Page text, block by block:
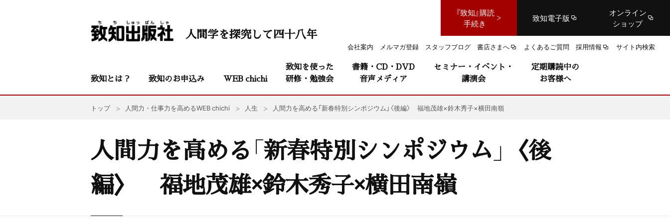
『致知』購読
手続き
致知電子版
オンライン
ショップ
会社案内 メルマガ登録 スタッフブログ 書店さまへ よくあるご質問 採用情報 サイト内検索
人間学を探究して四十八年
致知とは？ 致知のお申込み WEB chichi
致知を使った
研修・勉強会
書籍・CD・DVD
音声メディア
セミナー・イベント・
講演会
定期購読中の
お客様へ
トップ 人間力・仕事力を高めるWEB chichi 人生 人間力を高める「新春特別シンポジウム」〈後編〉 福地茂雄×鈴木秀子×横田南嶺
人間力を高める「新春特別シンポジウム」〈後
編〉 福地茂雄×鈴木秀子×横田南嶺